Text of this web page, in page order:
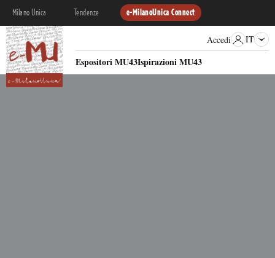
Milano Unica Tendenze e-MilanoUnica Connect
Espositori MU43Ispirazioni MU43
Accedi IT